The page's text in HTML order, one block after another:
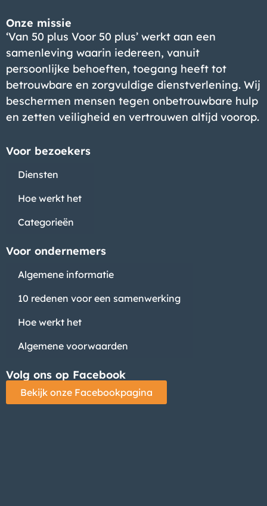
Onze missie
‘Van 50 plus Voor 50 plus’ werkt aan een
samenleving waarin iedereen, vanuit
persoonlijke behoeften, toegang heeft tot
betrouwbare en zorgvuldige dienstverlening. Wij
beschermen mensen tegen onbetrouwbare hulp
en zetten veiligheid en vertrouwen altijd voorop.
Voor bezoekers
Diensten
Hoe werkt het
Categorieën
Voor ondernemers
Algemene informatie
10 redenen voor een samenwerking
Hoe werkt het
Algemene voorwaarden
Volg ons op Facebook
Bekijk onze Facebookpagina